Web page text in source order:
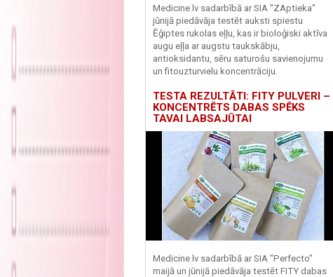
Medicine.lv sadarbībā ar SIA "ZAptieka"
jūnijā piedāvāja testēt auksti spiestu
Ēģiptes rukolas eļļu, kas ir bioloģiski aktīva
augu eļļa ar augstu taukskābju,
antioksidantu, sēru saturošu savienojumu
un fitouzturvielu koncentrāciju.
TESTA REZULTĀTI: FITY PULVERI –
KONCENTRĒTS DABAS SPĒKS
TAVAI LABSAJŪTAI
Medicine.lv sadarbībā ar SIA "Perfecto"
maijā un jūnijā piedāvāja testēt FITY dabas